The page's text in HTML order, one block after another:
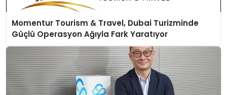
Momentur Tourism & Travel, Dubai Turizminde
Güçlü Operasyon Ağıyla Fark Yaratıyor